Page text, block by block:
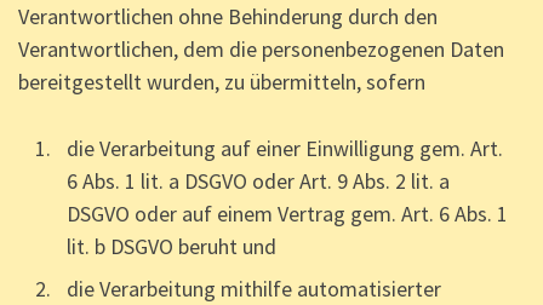
Verantwortlichen ohne Behinderung durch den
Verantwortlichen, dem die personenbezogenen Daten
bereitgestellt wurden, zu übermitteln, sofern
die Verarbeitung auf einer Einwilligung gem. Art.
6 Abs. 1 lit. a DSGVO oder Art. 9 Abs. 2 lit. a
DSGVO oder auf einem Vertrag gem. Art. 6 Abs. 1
lit. b DSGVO beruht und
die Verarbeitung mithilfe automatisierter